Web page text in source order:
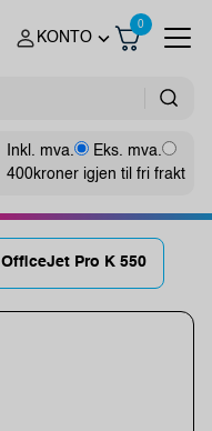
KONTO
0
Inkl. mva.
Eks. mva.
400kroner igjen til fri frakt
OfficeJet Pro K 550